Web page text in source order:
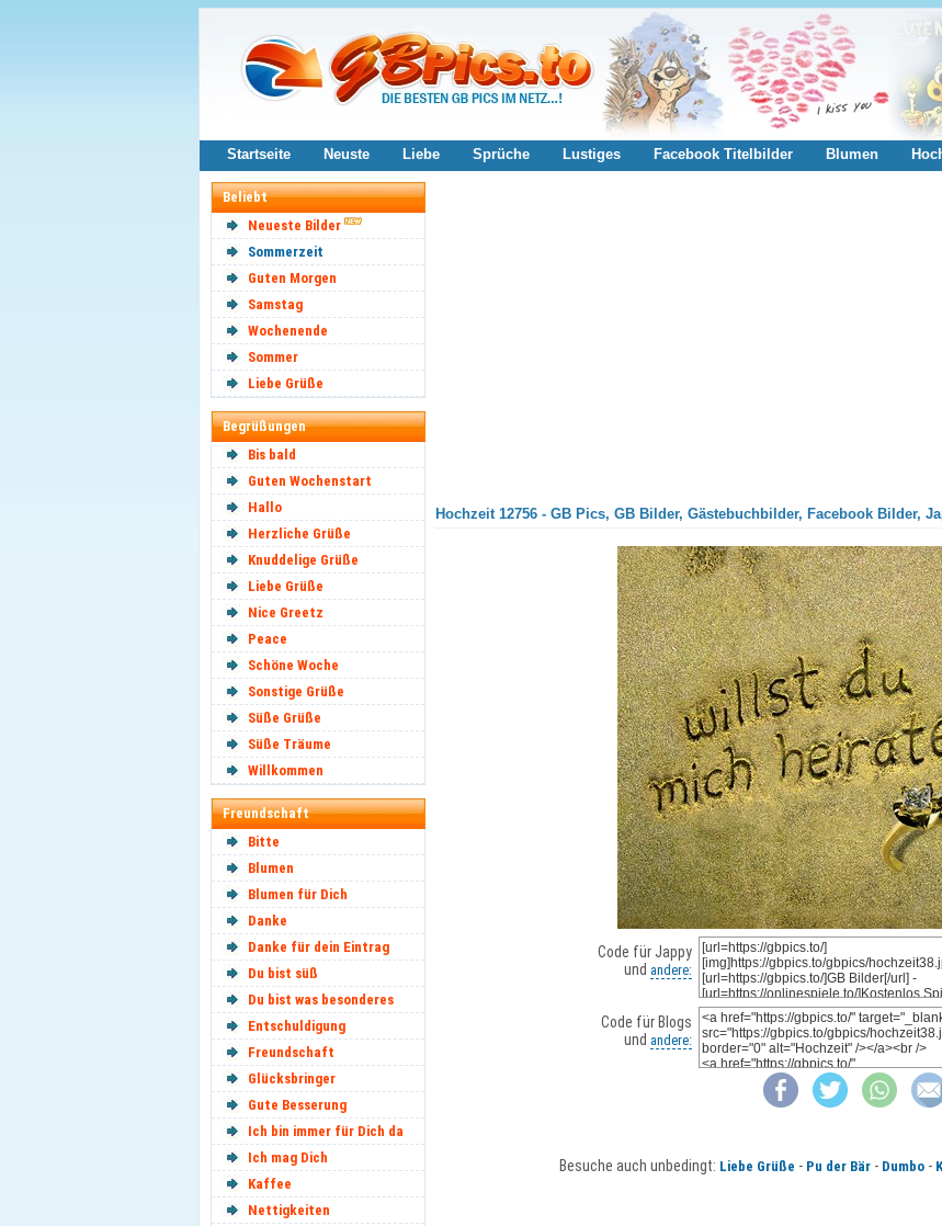
Startseite Neuste Liebe Sprüche Lustiges Facebook Titelbilder Blumen
Beliebt
Neueste Bilder
Sommerzeit
Guten Morgen
Samstag
Wochenende
Sommer
Liebe Grüße
Begrüßungen
Bis bald
Guten Wochenstart
Hallo
Herzliche Grüße
Knuddelige Grüße
Liebe Grüße
Nice Greetz
Peace
Schöne Woche
Sonstige Grüße
Süße Grüße
Süße Träume
Willkommen
Freundschaft
Bitte
Blumen
Blumen für Dich
Danke
Danke für dein Eintrag
Du bist süß
Du bist was besonderes
Entschuldigung
Freundschaft
Glücksbringer
Gute Besserung
Ich bin immer für Dich da
Ich mag Dich
Kaffee
Nettigkeiten
Hochzeit 12756 - GB Pics, GB Bilder, Gästebuchbilder, Facebook Bilder,
Code für Jappy
und andere:
Code für Blogs
und andere:
Besuche auch unbedingt: Liebe Grüße - Pu der Bär - Dumbo -